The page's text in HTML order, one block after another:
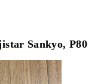
Sankyo, P80